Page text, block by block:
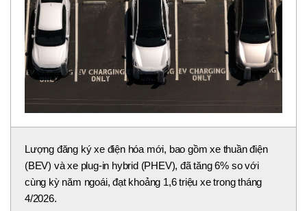
Lượng đăng ký xe điện hóa mới, bao gồm xe thuần điện
(BEV) và xe plug-in hybrid (PHEV), đã tăng 6% so với
cùng kỳ năm ngoái, đạt khoảng 1,6 triệu xe trong tháng
4/2026.